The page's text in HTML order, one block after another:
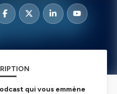
qui vous emmène